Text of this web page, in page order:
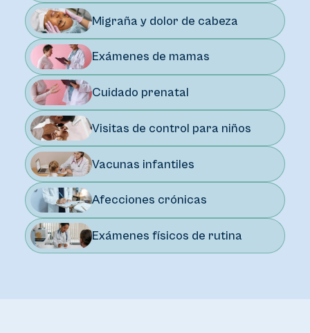
Migraña y dolor de cabeza
Exámenes de mamas
Cuidado prenatal
Visitas de control para niños
Vacunas infantiles
Afecciones crónicas
Exámenes físicos de rutina